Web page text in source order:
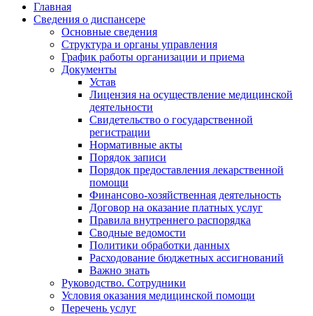
Главная
Сведения о диспансере
Основные сведения
Структура и органы управления
График работы организации и приема
Документы
Устав
Лицензия на осуществление медицинской
деятельности
Свидетельство о государственной
регистрации
Нормативные акты
Порядок записи
Порядок предоставления лекарственной
помощи
Финансово-хозяйственная деятельность
Договор на оказание платных услуг
Правила внутреннего распорядка
Сводные ведомости
Политики обработки данных
Расходование бюджетных ассигнований
Важно знать
Руководство. Сотрудники
Условия оказания медицинской помощи
Перечень услуг